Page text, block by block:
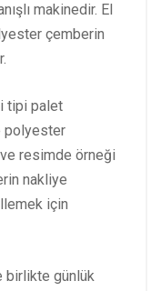
makinedir. El
çemberin
tipi palet
polyester
resimde örneği
nakliye
için
birlikte günlük